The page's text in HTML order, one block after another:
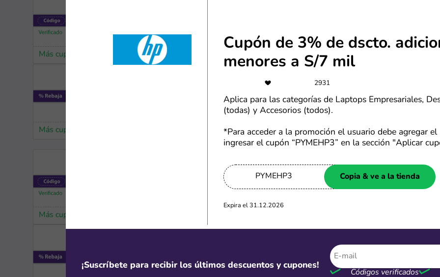
Más cupones de Temu
-15%
Hasta 15% de dscto. con tarjeta Oh! en rutas nacionales
Más cupones de JetSmart
-15%
Cupón de 15% OFF en tu primer pedido
Más cupones de SHEIN
Ofertas LG de hasta 40% de dscto.
Cupón de 3% de dscto.
menores a S/7 mil
2931
Aplica para las categorías de Laptops Empresariales,
(todas) y Accesorios (todos).
*Para acceder a la promoción el usuario debe agregar
ingresar el cupón “PYMEHP3” en la sección "Aplicar
PYMEHP3 Copia & ve a la tienda
Expira el 31.12.2026
¡Suscríbete para recibir los últimos descuentos y cupones!
Códigos verificados